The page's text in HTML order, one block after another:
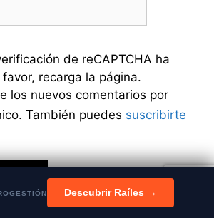
de reCAPTCHA ha
recarga la página.
los nuevos comentarios por
También puedes suscribirte
Descubrir Raíles →